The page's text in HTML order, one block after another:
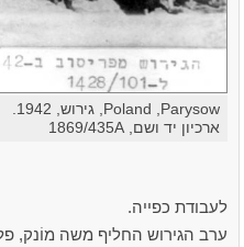
Poland ,Parysow, גירוש, 1942.
ארכיון יד ושם, 1869/435A
לעבודת כפייה.
ערב הגירוש החליף משה מוֹנק, פליט שבא לפריסוב